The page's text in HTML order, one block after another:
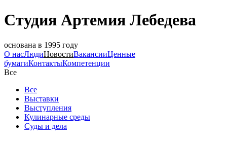
Студия Артемия Лебедева
основана в 1995 году
О насЛюдиНовостиВакансииЦенные
бумагиКонтактыКомпетенции
Все
Все
Выставки
Выступления
Кулинарные среды
Суды и дела